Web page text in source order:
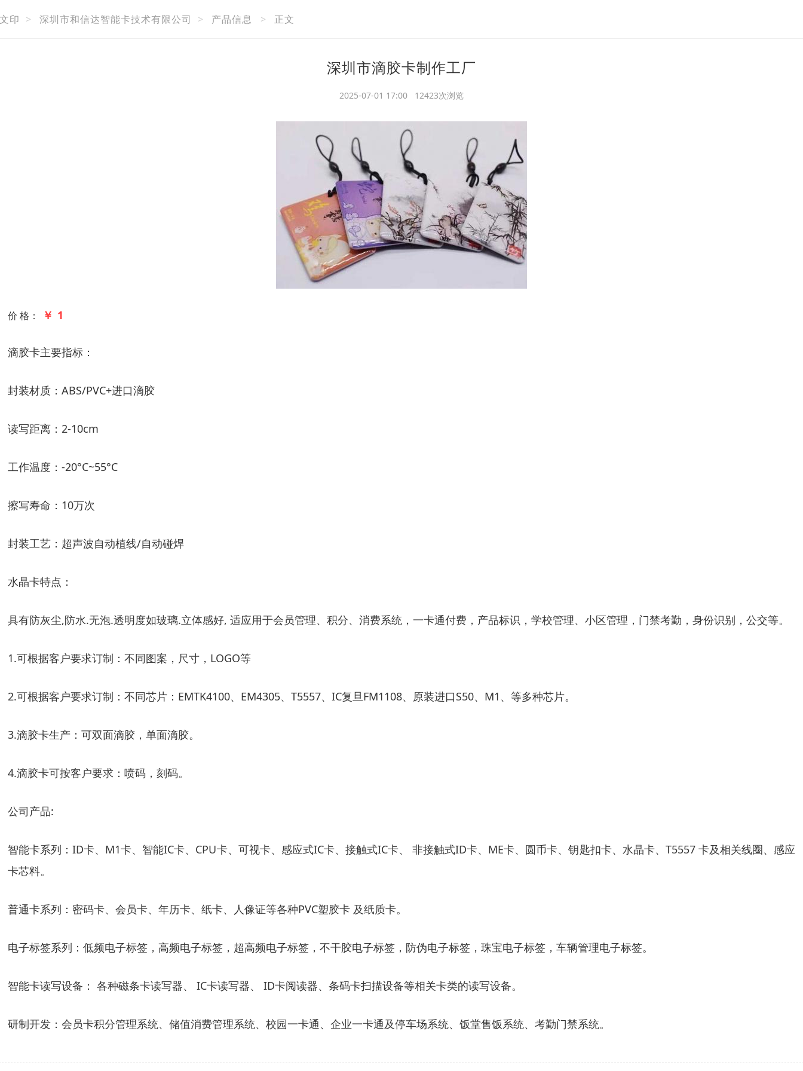
印 > 深圳市和信达智能卡技术有限公司 > 产品信息 > 正文
深圳市滴胶卡制作工厂
2025-07-01 17:00 12423次浏览
价 格： ￥ 1
滴胶卡主要指标：
封装材质：ABS/PVC+进口滴胶
读写距离：2-10cm
工作温度：-20°C~55°C
擦写寿命：10万次
封装工艺：超声波自动植线/自动碰焊
水晶卡特点：
具有防灰尘,防水.无泡.透明度如玻璃.立体感好, 适应用于会员管理、积分、消费系统，一卡通付费，产品标识，学校管理、小区管理，门禁考勤，身份识别，公交等。
1.可根据客户要求订制：不同图案，尺寸，LOGO等
2.可根据客户要求订制：不同芯片：EMTK4100、EM4305、T5557、IC复旦FM1108、原装进口S50、M1、等多种芯片。
3.滴胶卡生产：可双面滴胶，单面滴胶。
4.滴胶卡可按客户要求：喷码，刻码。
公司产品:
智能卡系列：ID卡、M1卡、智能IC卡、CPU卡、可视卡、感应式IC卡、接触式IC卡、 非接触式ID卡、ME卡、圆币卡、钥匙扣卡、水晶卡、T5557 卡及相关线圈、感应
卡芯料。
普通卡系列：密码卡、会员卡、年历卡、纸卡、人像证等各种PVC塑胶卡 及纸质卡。
电子标签系列：低频电子标签，高频电子标签，超高频电子标签，不干胶电子标签，防伪电子标签，珠宝电子标签，车辆管理电子标签。
智能卡读写设备： 各种磁条卡读写器、 IC卡读写器、 ID卡阅读器、条码卡扫描设备等相关卡类的读写设备。
研制开发：会员卡积分管理系统、储值消费管理系统、校园一卡通、企业一卡通及停车场系统、饭堂售饭系统、考勤门禁系统。